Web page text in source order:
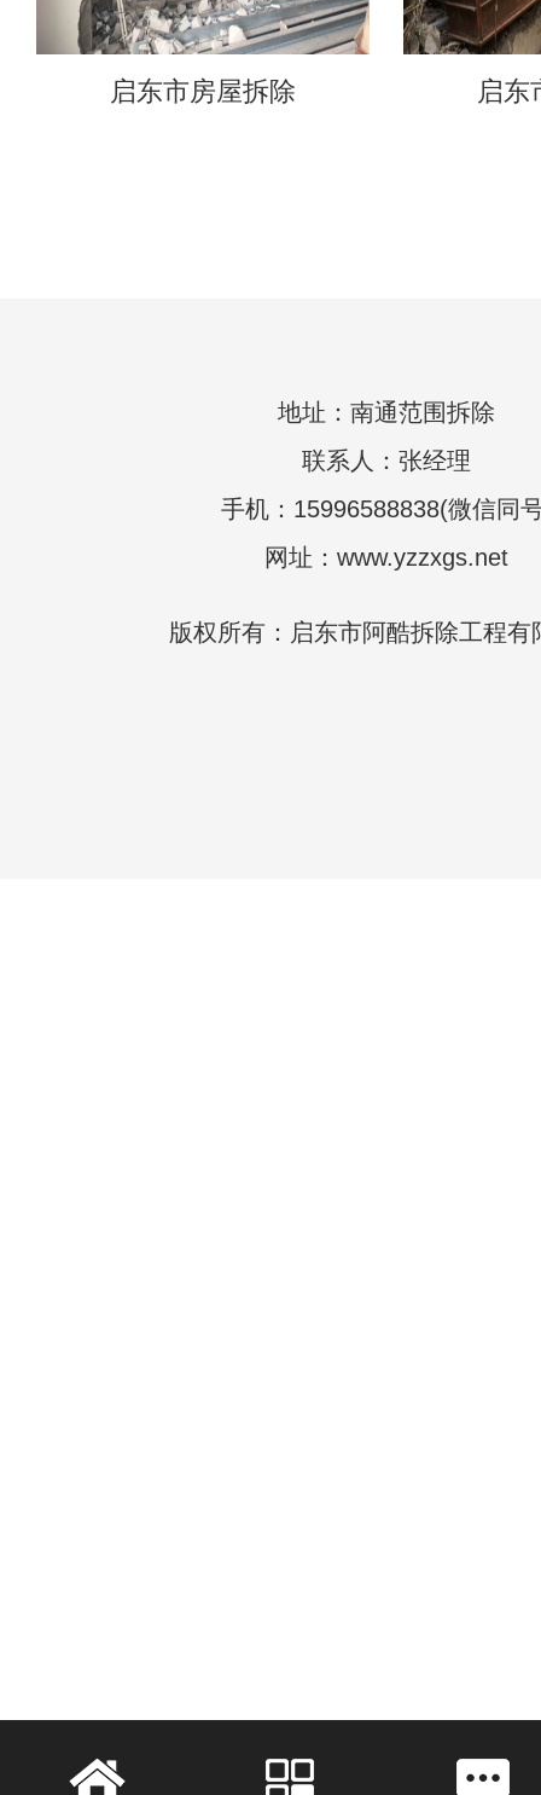
启东市房屋拆除 启东
地址：南通范围拆除
联系人：张经理
手机：15996588838(微信同
网址：www.yzzxgs.net
版权所有：启东市阿酷拆除工程有